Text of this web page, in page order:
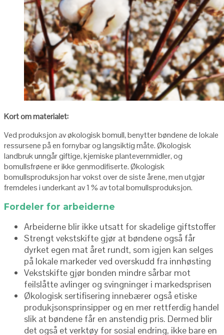
Kort om materialet:
Ved produksjon av økologisk bomull, benytter bøndene de lokale
ressursene på en fornybar og langsiktig måte. Økologisk
landbruk unngår giftige, kjemiske plantevernmidler, og
bomullsfrøene er ikke genmodifiserte. Økologisk
bomullsproduksjon har vokst over de siste årene, men utgjør
fremdeles i underkant av 1 % av total bomullsproduksjon.
Fordeler for arbeiderne
Arbeiderne blir ikke utsatt for skadelige giftstoffer
Strengt vekstskifte gjør at bøndene også får
dyrket egen mat året rundt, som igjen kan selges
på lokale markeder ved overskudd fra innhøsting
Vekstskifte gjør bonden mindre sårbar mot
feilslåtte avlinger og svingninger i markedsprisen
Økologisk sertifisering innebærer også etiske
produkjsonsprinsipper og en mer rettferdig handel
slik at bøndene får en anstendig pris. Dermed blir
det også et verktøy for sosial endring, ikke bare en